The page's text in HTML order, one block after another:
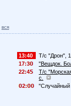
вся
13:40
Т/с "Дрон",
17:3
"Вещдок.
22:4
Т/с
с.
2:
"Случайный